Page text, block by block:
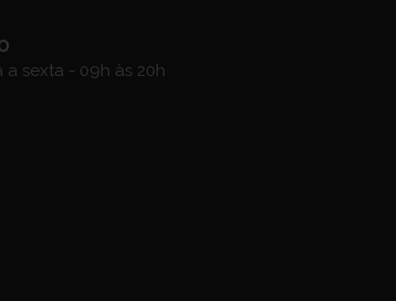
a sexta - 09h às 20h